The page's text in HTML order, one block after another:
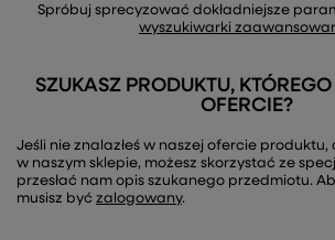
Spróbuj sprecyzować dokładniejsze
wyszukiwarki
SZUKASZ PRODUKTU,
OFERCIE?
Jeśli nie znalazłeś w naszej ofercie produktu,
w naszym sklepie, możesz skorzystać ze
przesłać nam opis szukanego przedmiotu.
musisz być zalogowany.